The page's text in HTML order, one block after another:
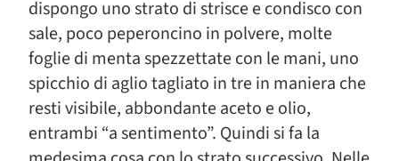
dispongo uno strato di strisce e condisco con
sale, poco peperoncino in polvere, molte
foglie di menta spezzettate con le mani, uno
spicchio di aglio tagliato in tre in maniera che
resti visibile, abbondante aceto e olio,
entrambi “a sentimento”. Quindi si fa la